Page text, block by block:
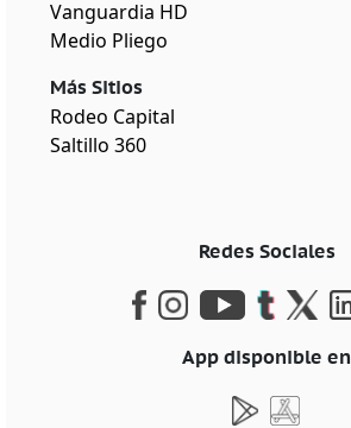
Vanguardia HD
Medio Pliego
Más Sitios
Rodeo Capital
Saltillo 360
Redes Sociales
App disponible en